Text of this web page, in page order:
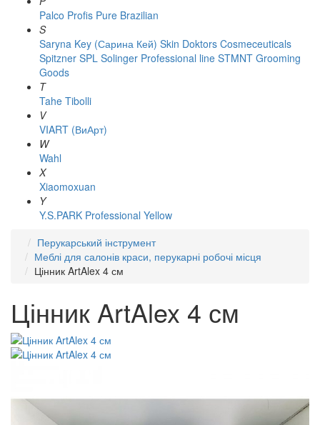
Palco Profis Pure Brazilian
S
Saryna Key (Сарина Кей) Skin Doktors Cosmeceuticals
Spitzner SPL Solinger Professional line STMNT Grooming
Goods
T
Tahe Tibolli
V
VIART (ВиАрт)
W
Wahl
X
Xiaomoxuan
Y
Y.S.PARK Professional Yellow
Перукарський інструмент
Меблі для салонів краси, перукарні робочі місця
Цінник ArtAlex 4 см
Цінник ArtAlex 4 см